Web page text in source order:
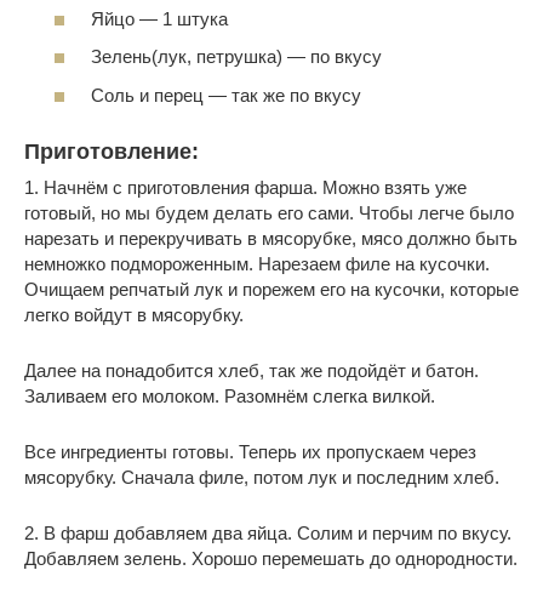
Яйцо — 1 штука
Зелень(лук, петрушка) — по вкусу
Соль и перец — так же по вкусу
Приготовление:
1. Начнём с приготовления фарша. Можно взять уже
готовый, но мы будем делать его сами. Чтобы легче было
нарезать и перекручивать в мясорубке, мясо должно быть
немножко подмороженным. Нарезаем филе на кусочки.
Очищаем репчатый лук и порежем его на кусочки, которые
легко войдут в мясорубку.
Далее на понадобится хлеб, так же подойдёт и батон.
Заливаем его молоком. Разомнём слегка вилкой.
Все ингредиенты готовы. Теперь их пропускаем через
мясорубку. Сначала филе, потом лук и последним хлеб.
2. В фарш добавляем два яйца. Солим и перчим по вкусу.
Добавляем зелень. Хорошо перемешать до однородности.